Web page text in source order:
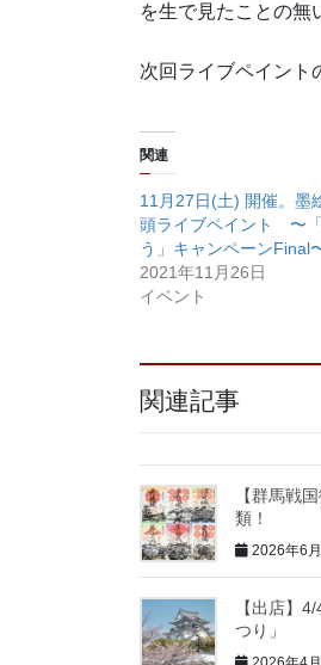
を生で見たことの無
次回ライブペイント
関連
11月27日(土) 開催。墨
頭ライブペイント 〜
う」キャンペーンFinal
2021年11月26日
イベント
関連記事
【群馬戦
類！
2026年6
【出店】
つり」